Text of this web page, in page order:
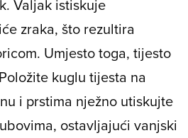
Valjak istiskuje
zraka, što rezultira
Umjesto toga, tijesto
kuglu tijesta na
i prstima nježno utiskujte
ostavljajući vanjski